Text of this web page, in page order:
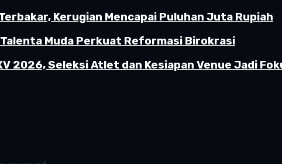
Kerugian Mencapai Puluhan Juta Rupiah
Muda Perkuat Reformasi Birokrasi
2026, Seleksi Atlet dan Kesiapan Venue Jadi